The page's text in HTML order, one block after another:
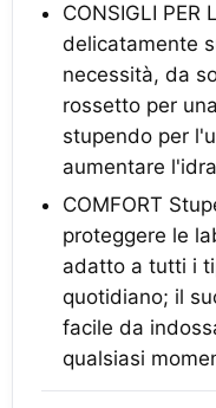
CONSIGLI PER
delicatamente
necessità, da
rossetto per
stupendo per
aumentare
COMFORT
proteggere le
adatto a tutti i
quotidiano; il
facile da
qualsiasi